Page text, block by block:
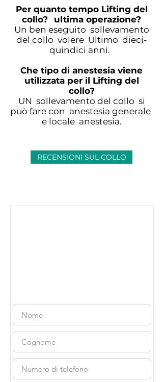
Per quanto tempo Lifting del
collo?
ultima operazione?
Un ben eseguito sollevamento
del collo volere Ultimo dieci-
quindici anni.
Che tipo di anestesia viene
utilizzata per il Lifting del
collo?
UN sollevamento del collo si
può fare con anestesia generale
e locale anestesia.
RECENSIONI SUL COLLO